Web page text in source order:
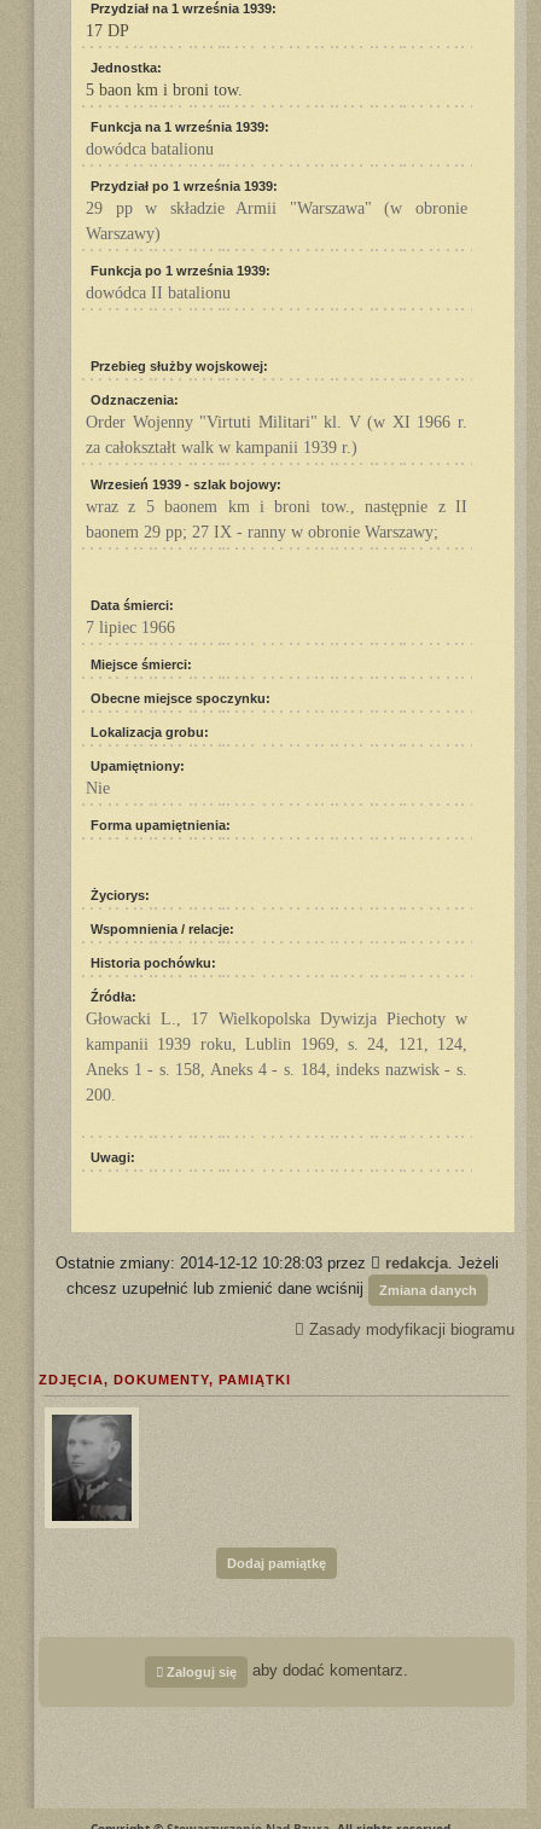
Przydział na 1 września 1939:
17 DP
Jednostka:
5 baon km i broni tow.
Funkcja na 1 września 1939:
dowódca batalionu
Przydział po 1 września 1939:
29 pp w składzie Armii "Warszawa" (w obronie
Warszawy)
Funkcja po 1 września 1939:
dowódca II batalionu
Przebieg służby wojskowej:
Odznaczenia:
Order Wojenny "Virtuti Militari" kl. V (w XI 1966 r.
za całokształt walk w kampanii 1939 r.)
Wrzesień 1939 - szlak bojowy:
wraz z 5 baonem km i broni tow., następnie z II
baonem 29 pp; 27 IX - ranny w obronie Warszawy;
Data śmierci:
7 lipiec 1966
Miejsce śmierci:
Obecne miejsce spoczynku:
Lokalizacja grobu:
Upamiętniony:
Nie
Forma upamiętnienia:
Życiorys:
Wspomnienia / relacje:
Historia pochówku:
Źródła:
Głowacki L., 17 Wielkopolska Dywizja Piechoty w
kampanii 1939 roku, Lublin 1969, s. 24, 121, 124,
Aneks 1 - s. 158, Aneks 4 - s. 184, indeks nazwisk - s.
200.
Uwagi:
Ostatnie zmiany: 2014-12-12 10:28:03 przez redakcja. Jeżeli
chcesz uzupełnić lub zmienić dane wciśnij
Zmiana danych
Zasady modyfikacji biogramu
ZDJĘCIA, DOKUMENTY, PAMIĄTKI
Dodaj pamiątkę
Zaloguj się aby dodać komentarz.